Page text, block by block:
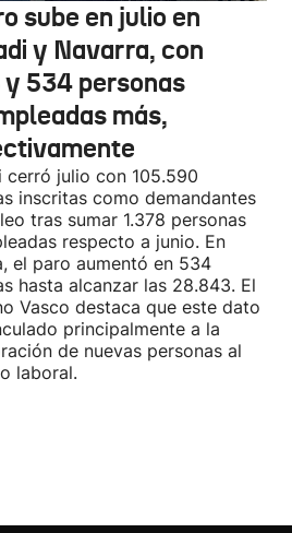
sube en julio en
y Navarra, con
y 534 personas
más,
cerró julio con 105.590
inscritas como demandantes
tras sumar 1.378 personas
respecto a junio. En
el paro aumentó en 534
hasta alcanzar las 28.843. El
Vasco destaca que este dato
principalmente a la
de nuevas personas al
laboral.